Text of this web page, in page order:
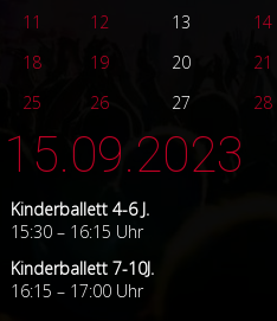
11
12 13 14
18
19 20 21
25
26 27 28
15.09.2023
Kinderballett 4-6 J.
15:30 – 16:15 Uhr
Kinderballett 7-10J.
16:15 – 17:00 Uhr